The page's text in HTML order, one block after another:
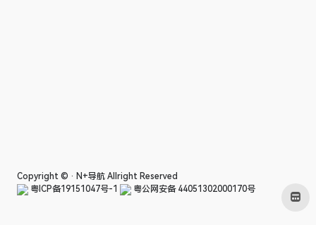
Copyright © · N+导航 Allright Reserved
粤ICP备19151047号-1
粤公网安备 44051302000170号